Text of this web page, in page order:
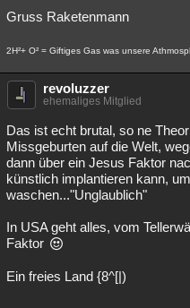
Gruss Raketenmann
2H²+ O² = Giftiges Gas was unsere
revoluzzer
ehemaliges Mitglied
Das ist echt brutal, so ne
Missgeburten auf die Welt,
dann über ein Jesus Faktor
künstlich implantieren kann,
waschen..."Unglaublich"
In USA geht alles, vom
Faktor
Ein freies Land {8^[|)